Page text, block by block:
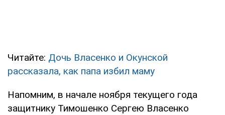
Читайте: Дочь Власенко и Окунской
рассказала, как папа избил маму
Напомним, в начале ноября текущего года
защитнику Тимошенко Сергею Власенко